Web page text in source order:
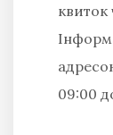
квиток
09:00